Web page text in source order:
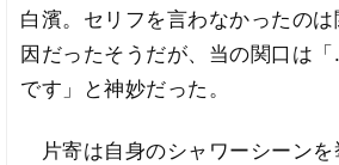
白濱。セリフを言わなかったの
因だったそうだが、当の関口は
です」と神妙だった。
片寄は自身のシャワーシーンを